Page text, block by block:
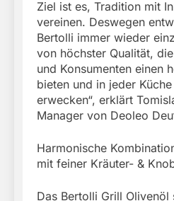
Ziel ist es, Tradition mit
vereinen. Deswegen
Bertolli immer wieder
von höchster Qualität,
und Konsumenten einen
bieten und in jeder
erwecken“, erklärt
Manager von Deoleo
Harmonische
mit feiner Kräuter- &
Das Bertolli Grill Olivenöl